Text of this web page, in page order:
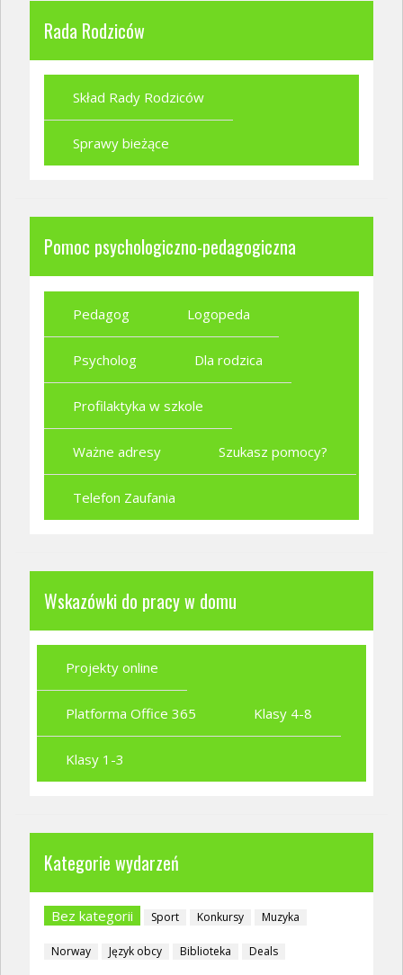
Rada Rodziców
Skład Rady Rodziców
Sprawy bieżące
Pomoc psychologiczno-pedagogiczna
Pedagog Logopeda
Psycholog Dla rodzica
Profilaktyka w szkole
Ważne adresy Szukasz pomocy?
Telefon Zaufania
Wskazówki do pracy w domu
Projekty online
Platforma Office 365 Klasy 4-8
Klasy 1-3
Kategorie wydarzeń
Bez kategorii Sport Konkursy Muzyka
Norway Język obcy Biblioteka Deals